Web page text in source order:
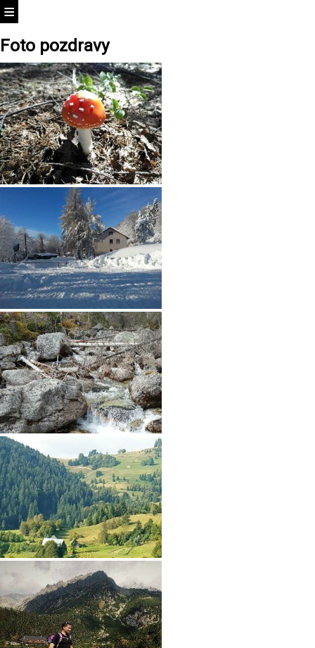
Foto pozdravy